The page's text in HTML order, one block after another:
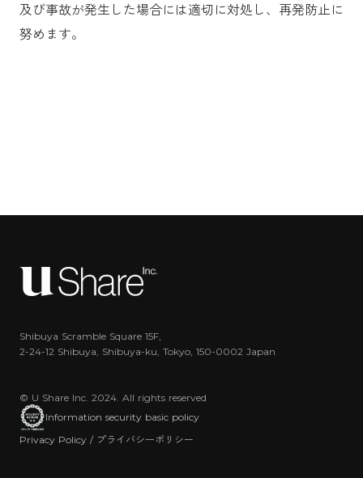
及び事故が発生した場合には適切に対処し、再発防止に
努めます。
Shibuya Scramble Square 15F,
2-24-12 Shibuya, Shibuya-ku, Tokyo, 150-0002 Japan
© U Share Inc. 2024. All rights reserved
Information security basic policy
Privacy Policy / プライバシーポリシー